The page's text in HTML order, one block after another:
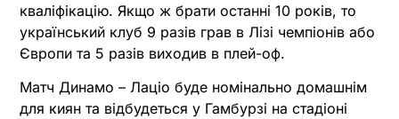
кваліфікацію. Якщо ж брати останні 10 років, то
український клуб 9 разів грав в Лізі чемпіонів або
Європи та 5 разів виходив в плей-оф.
Матч Динамо – Лаціо буде номінально домашнім
для киян та відбудеться у Гамбурзі на стадіоні